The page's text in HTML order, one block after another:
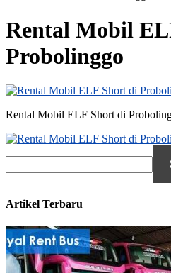
Rental Mobil
Probolinggo
Rental Mobil ELF Short di
Artikel Terbaru